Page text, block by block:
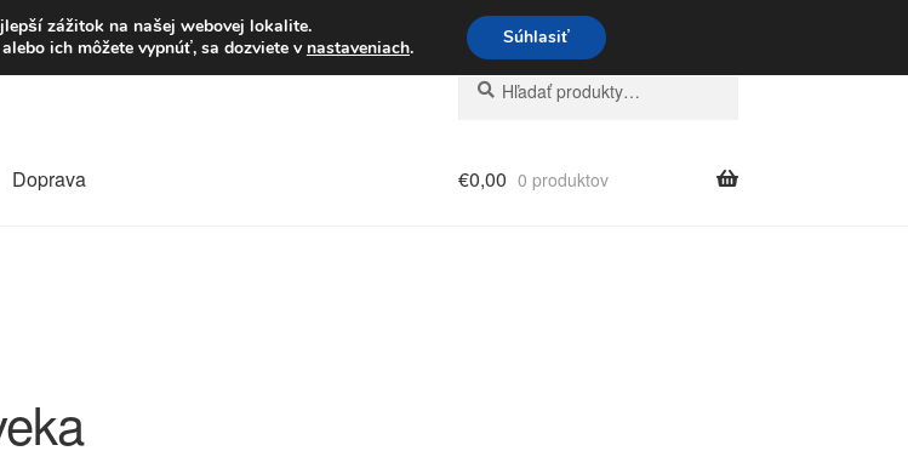
Po–Pi 09:00–16:00 233 221 276
Hľadať:
Vyhľadávanie
Doprava €0,00 0 produktov
zážitok na našej webovej lokalite.
ich môžete vypnúť, sa dozviete v nastaveniach. Súhlasiť